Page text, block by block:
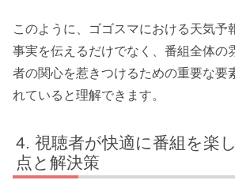
このように、ゴゴスマにおける天気予
事実を伝えるだけでなく、番組全体の
者の関心を惹きつけるための重要な要
れていると理解できます。
視聴者が快適に番組を楽
点と解決策